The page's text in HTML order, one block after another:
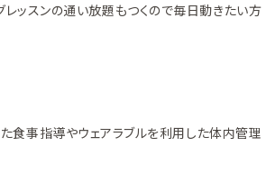
レッスンの通い放題もつくので毎日動きたい方
食事指導やウェアラブルを利用した体内管理